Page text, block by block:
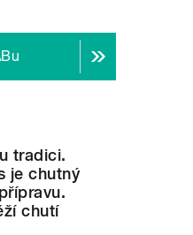
tradici.
je chutný
chutí